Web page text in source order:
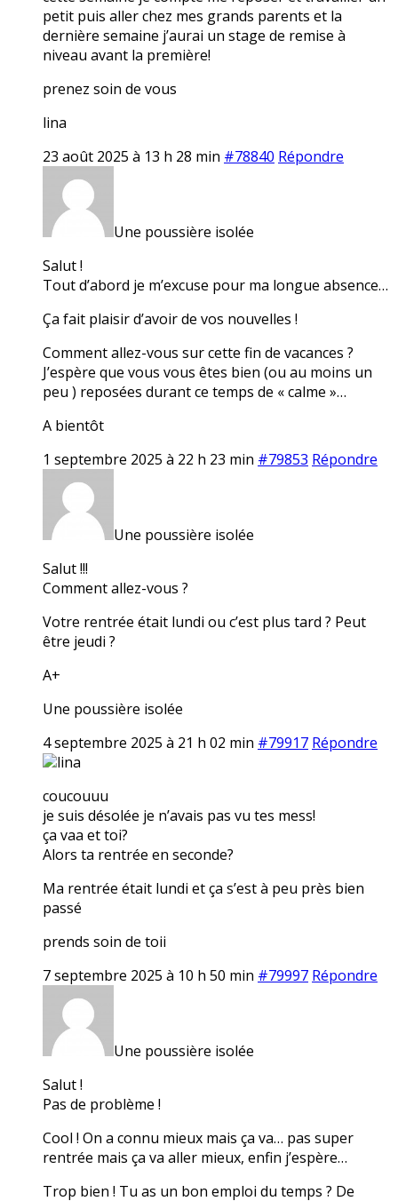
petit puis aller chez mes grands parents et la
dernière semaine j’aurai un stage de remise à
niveau avant la première!
prenez soin de vous
lina
23 août 2025 à 13 h 28 min #78840 Répondre
Une poussière isolée
Salut !
Tout d’abord je m’excuse pour ma longue absence…
Ça fait plaisir d’avoir de vos nouvelles !
Comment allez-vous sur cette fin de vacances ?
J’espère que vous vous êtes bien (ou au moins un
peu ) reposées durant ce temps de « calme »…
A bientôt
1 septembre 2025 à 22 h 23 min #79853 Répondre
Une poussière isolée
Salut !!!
Comment allez-vous ?
Votre rentrée était lundi ou c’est plus tard ? Peut
être jeudi ?
A+
Une poussière isolée
4 septembre 2025 à 21 h 02 min #79917 Répondre
lina
coucouuu
je suis désolée je n’avais pas vu tes mess!
ça vaa et toi?
Alors ta rentrée en seconde?
Ma rentrée était lundi et ça s’est à peu près bien
passé
prends soin de toii
7 septembre 2025 à 10 h 50 min #79997 Répondre
Une poussière isolée
Salut !
Pas de problème !
Cool ! On a connu mieux mais ça va… pas super
rentrée mais ça va aller mieux, enfin j’espère…
Trop bien ! Tu as un bon emploi du temps ? De